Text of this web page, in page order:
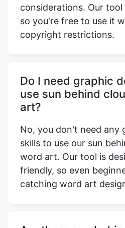
considerations. Our tool
so you're free to use it
copyright restrictions.
Do I need graphic
use sun behind
art?
No, you don't need any
skills to use our sun
word art. Our tool is
friendly, so even
catching word art